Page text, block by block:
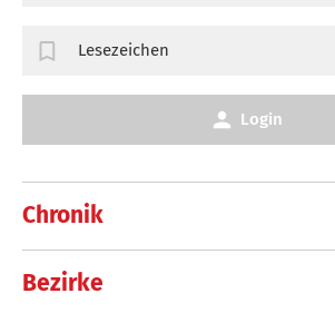
Chronik
Bezirke
Lesezeichen
Login